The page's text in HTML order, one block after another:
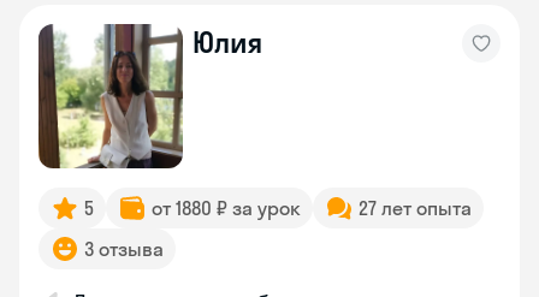
Юлия
5 от 1880 ₽ за урок
27 лет опыта
3 отзыва